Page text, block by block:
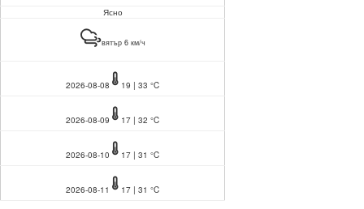
Ясно
вятър 6 км/ч
2026-08-08 19 | 33 °C
2026-08-09 17 | 32 °C
2026-08-10 17 | 31 °C
2026-08-11 17 | 31 °C